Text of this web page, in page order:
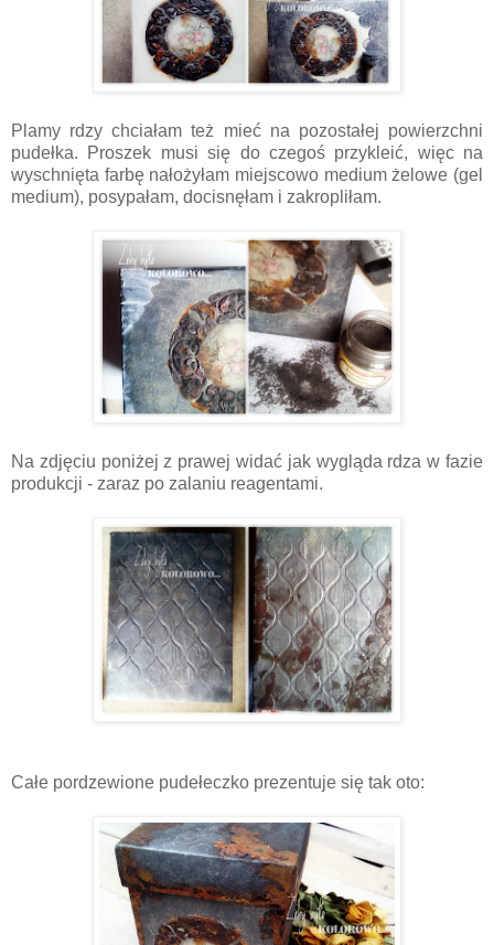
Plamy rdzy chciałam też mieć na pozostałej powierzchni
pudełka. Proszek musi się do czegoś przykleić, więc na
wyschnięta farbę nałożyłam miejscowo medium żelowe (gel
medium), posypałam, docisnęłam i zakropliłam.
Na zdjęciu poniżej z prawej widać jak wygląda rdza w fazie
produkcji - zaraz po zalaniu reagentami.
Całe pordzewione pudełeczko prezentuje się tak oto: